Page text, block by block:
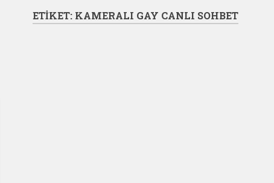
ETIKET: KAMERALI GAY CANLI SOHBET